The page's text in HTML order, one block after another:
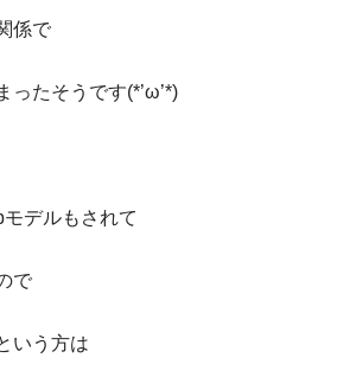
係で
ったそうです(*’ω’*)
デルもされて
で
いう方は